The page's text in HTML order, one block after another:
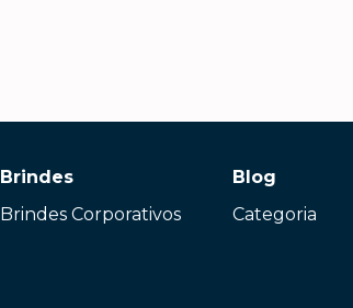
Brindes
Brindes Corporativos
Blog
Categoria